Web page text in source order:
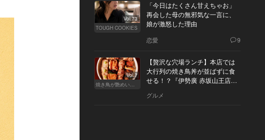
Vol.73
TOUGH COOKIES
「今日はたくさん甘えちゃお」
再会した母の無邪気な一言に、
娘が激怒した理由
恋愛 9
Vol.7
焼き鳥が艶めいてきた
【贅沢な穴場ランチ】本店では
大行列の焼き鳥丼が並ばずに食
せる！？『伊勢廣 赤坂山王店』
グルメ